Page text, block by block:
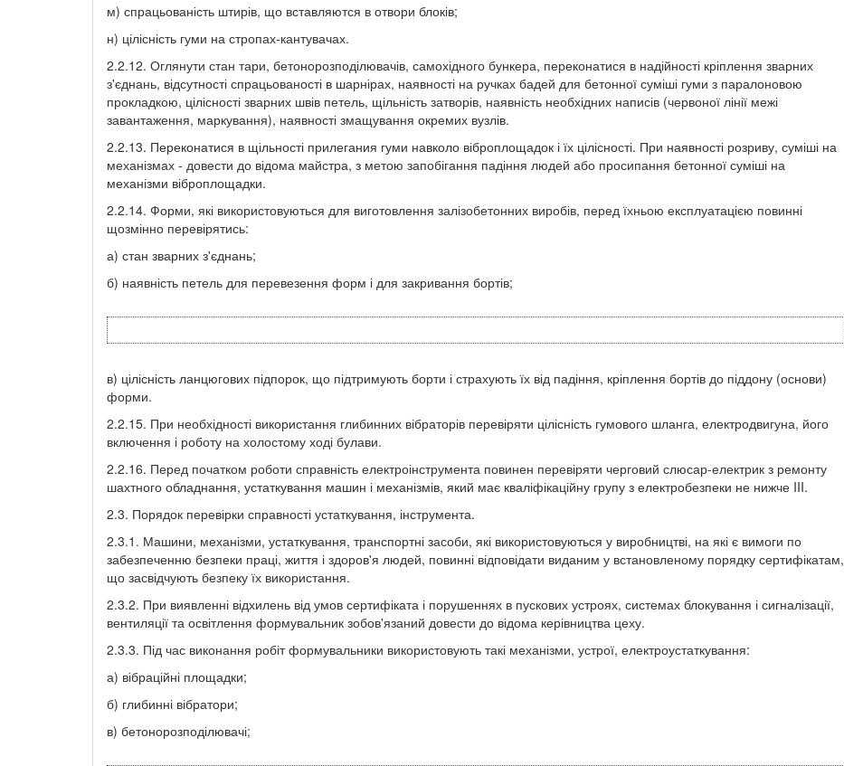
м) спрацьованість штирів, що вставляются в отвори блоків;
н) цілісність гуми на стропах-кантувачах.
2.2.12. Оглянути стан тари, бетонорозподілювачів, самохідного бункера, переконатися в надійності кріплення зварних
з'єднань, відсутності спрацьованості в шарнірах, наявності на ручках бадей для бетонної суміші гуми з паралоновою
прокладкою, цілісності зварних швів петель, щільність затворів, наявність необхідних написів (червоної лінії межі
завантаження, маркування), наявності змащування окремих вузлів.
2.2.13. Переконатися в щільності прилегания гуми навколо віброплощадок і їх цілісності. При наявності розриву, суміші на
механізмах - довести до відома майстра, з метою запобігання падіння людей або просипання бетонної суміші на
механізми віброплощадки.
2.2.14. Форми, які використовуються для виготовлення залізобетонних виробів, перед їхньою експлуатацією повинні
щозмінно перевірятись:
а) стан зварних з'єднань;
б) наявність петель для перевезення форм і для закривання бортів;
в) цілісність ланцюгових підпорок, що підтримують борти і страхують їх від падіння, кріплення бортів до піддону (основи)
форми.
2.2.15. При необхідності використання глибинних вібраторів перевіряти цілісність гумового шланга, електродвигуна, його
включення і роботу на холостому ході булави.
2.2.16. Перед початком роботи справність електроінструмента повинен перевіряти черговий слюсар-електрик з ремонту
шахтного обладнання, устаткування машин і механізмів, який має кваліфікаційну групу з електробезпеки не нижче III.
2.3. Порядок перевірки справності устаткування, інструмента.
2.3.1. Машини, механізми, устаткування, транспортні засоби, які використовуються у виробництві, на які є вимоги по
забезпеченню безпеки праці, життя і здоров'я людей, повинні відповідати виданим у встановленому порядку сертифікатам,
що засвідчують безпеку їх використання.
2.3.2. При виявленні відхилень від умов сертифіката і порушеннях в пускових устроях, системах блокування і сигналізації,
вентиляції та освітлення формувальник зобов'язаний довести до відома керівництва цеху.
2.3.3. Під час виконання робіт формувальники використовують такі механізми, устрої, електроустаткування:
а) вібраційні площадки;
б) глибинні вібратори;
в) бетонорозподілювачі;